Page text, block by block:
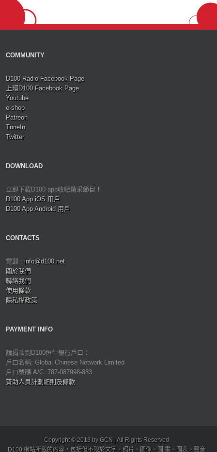
COMMUNITY
D100 Radio Facebook Page
上環D100 Facebook Page
Youtube
e-shop
Patreon
TuneIn
Twitter
DOWNLOAD
立即下載D100 app收聽精采節目！
D100 App iOS 用戶
D100 App Android 用戶
CONTACTS
電郵 : info@d100.net
關於我們
聯絡我們
使用條款
隱私權政策
PAYMENT INFO
請捐款到D100恒生銀行戶口：
戶口名稱: Global Chinese Network Limited
戶口號碼 A/C: 787-087998-883
贊助人員計劃細則及條款
Copyright © 2013 by GCN | All Rights Reserved
D100 網站所載的內容，包括但不限於文字、照片、圖像、圖 畫、圖表、聲音